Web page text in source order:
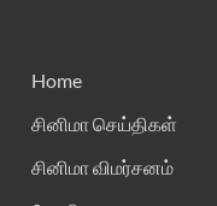
Home
சினிமா செய்திகள்
சினிமா விமர்சனம்